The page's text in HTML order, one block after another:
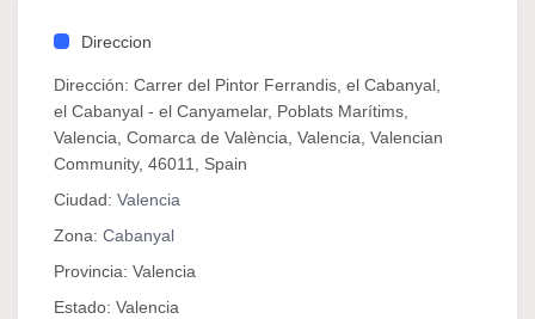
Escritorio ideal para teletrabajo o estudio
Armario amplio para almacenaje
Cerradura propia
Wifi de alta velocidad
Aire acondicionado y calefacción
Cocina privada equipada con electrodomésticos
y menaje
Direccion
Dirección: Carrer del Pintor Ferrandis, el Cabanyal,
el Cabanyal - el Canyamelar, Poblats Marítims,
Valencia, Comarca de València, Valencia, Valencian
Community, 46011, Spain
Ciudad: Valencia
Zona: Cabanyal
Provincia: Valencia
Estado: Valencia